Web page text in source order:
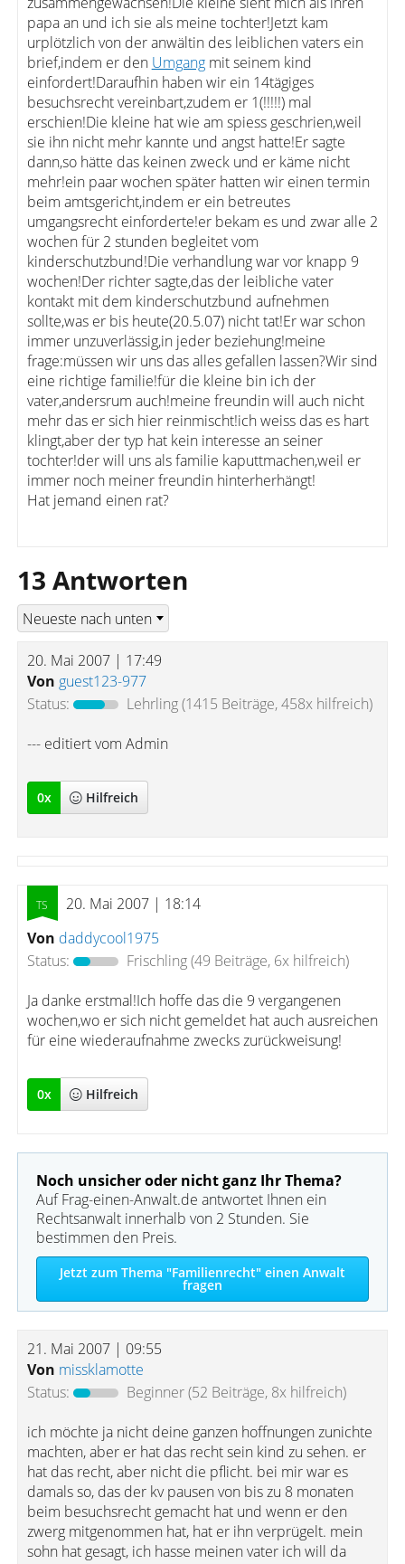
papa an und ich sie als meine tochter!Jetzt kam
urplötzlich von der anwältin des leiblichen vaters ein
brief,indem er den Umgang mit seinem kind
einfordert!Daraufhin haben wir ein 14tägiges
besuchsrecht vereinbart,zudem er 1(!!!!!) mal
erschien!Die kleine hat wie am spiess geschrien,weil
sie ihn nicht mehr kannte und angst hatte!Er sagte
dann,so hätte das keinen zweck und er käme nicht
mehr!ein paar wochen später hatten wir einen termin
beim amtsgericht,indem er ein betreutes
umgangsrecht einforderte!er bekam es und zwar alle 2
wochen für 2 stunden begleitet vom
kinderschutzbund!Die verhandlung war vor knapp 9
wochen!Der richter sagte,das der leibliche vater
kontakt mit dem kinderschutzbund aufnehmen
sollte,was er bis heute(20.5.07) nicht tat!Er war schon
immer unzuverlässig,in jeder beziehung!meine
frage:müssen wir uns das alles gefallen lassen?Wir sind
eine richtige familie!für die kleine bin ich der
vater,andersrum auch!meine freundin will auch nicht
mehr das er sich hier reinmischt!ich weiss das es hart
klingt,aber der typ hat kein interesse an seiner
tochter!der will uns als familie kaputtmachen,weil er
immer noch meiner freundin hinterherhängt!
Hat jemand einen rat?
13 Antworten
20. Mai 2007 | 17:49
Von guest123-977
Status:
Lehrling(1415 Beiträge, 458x hilfreich)
--- editiert vom Admin
0x Hilfreich
20. Mai 2007 | 18:14
Von daddycool1975
Status:
Frischling(49 Beiträge, 6x hilfreich)
Ja danke erstmal!Ich hoffe das die 9 vergangenen
wochen,wo er sich nicht gemeldet hat auch ausreichen
für eine wiederaufnahme zwecks zurückweisung!
0x Hilfreich
Noch unsicher oder nicht ganz Ihr Thema?
Auf Frag-einen-Anwalt.de antwortet Ihnen ein
Rechtsanwalt innerhalb von 2 Stunden. Sie
bestimmen den Preis.
Jetzt zum Thema "Familienrecht" einen Anwalt
fragen
21. Mai 2007 | 09:55
Von missklamotte
Status:
Beginner(52 Beiträge, 8x hilfreich)
ich möchte ja nicht deine ganzen hoffnungen zunichte
machten, aber er hat das recht sein kind zu sehen. er
hat das recht, aber nicht die pflicht. bei mir war es
damals so, das der kv pausen von bis zu 8 monaten
beim besuchsrecht gemacht hat und wenn er den
zwerg mitgenommen hat, hat er ihn verprügelt. mein
sohn hat gesagt, ich hasse meinen vater ich will da